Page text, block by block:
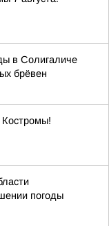
в Солигаличе
брёвен
погоды